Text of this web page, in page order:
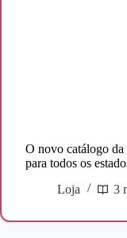
O novo catálogo
para todos os
Loja
3